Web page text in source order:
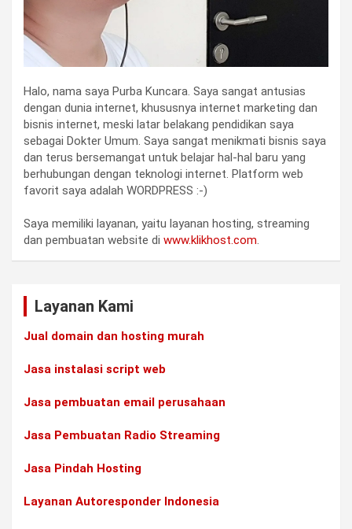
Halo, nama saya Purba Kuncara. Saya sangat antusias
dengan dunia internet, khususnya internet marketing dan
bisnis internet, meski latar belakang pendidikan saya
sebagai Dokter Umum. Saya sangat menikmati bisnis saya
dan terus bersemangat untuk belajar hal-hal baru yang
berhubungan dengan teknologi internet. Platform web
favorit saya adalah WORDPRESS :-)
Saya memiliki layanan, yaitu layanan hosting, streaming
dan pembuatan website di www.klikhost.com.
Layanan Kami
Jual domain dan hosting murah
Jasa instalasi script web
Jasa pembuatan email perusahaan
Jasa Pembuatan Radio Streaming
Jasa Pindah Hosting
Layanan Autoresponder Indonesia